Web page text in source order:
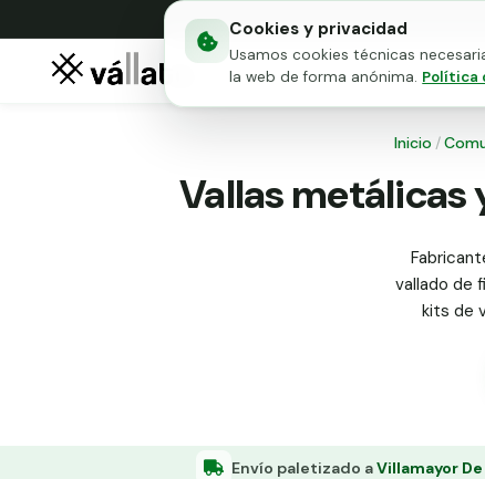
Cookies y privacidad
Usamos cookies técnicas
la web de forma anónima. Política
Mallas metálicas
Inicio /
Vallas metálicas
vallado de
kits de
Envío paletizado aVillamayor